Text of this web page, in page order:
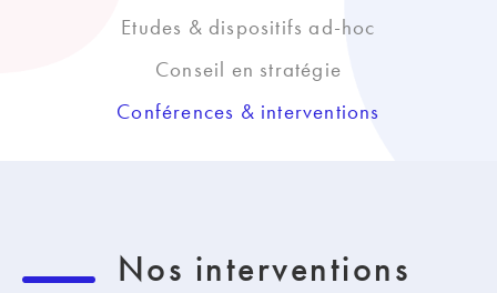
Etudes & dispositifs ad-hoc
Conseil en stratégie
Conférences & interventions
Nos interventions